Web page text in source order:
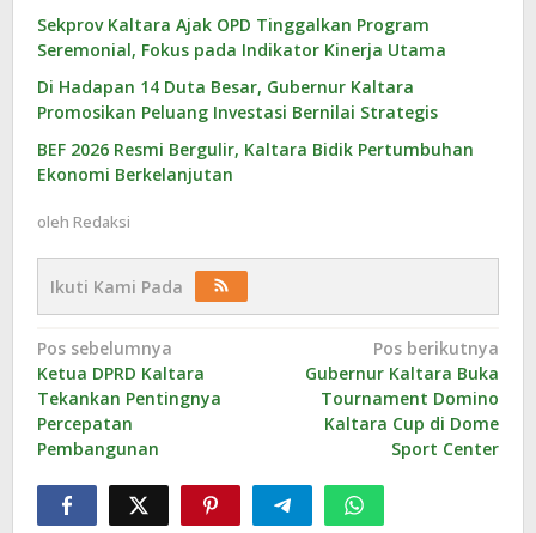
Sekprov Kaltara Ajak OPD Tinggalkan Program
Seremonial, Fokus pada Indikator Kinerja Utama
Di Hadapan 14 Duta Besar, Gubernur Kaltara
Promosikan Peluang Investasi Bernilai Strategis
BEF 2026 Resmi Bergulir, Kaltara Bidik Pertumbuhan
Ekonomi Berkelanjutan
oleh Redaksi
Ikuti Kami Pada
Navigasi
pos
Pos sebelumnya
Ketua DPRD Kaltara
Tekankan Pentingnya
Percepatan
Pembangunan
Pos berikutnya
Gubernur Kaltara Buka
Tournament Domino
Kaltara Cup di Dome
Sport Center